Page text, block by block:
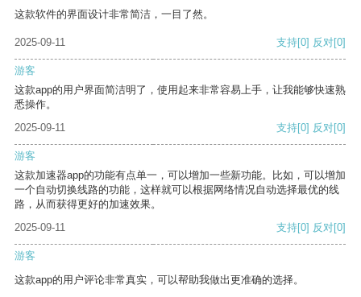
这款软件的界面设计非常简洁，一目了然。
2025-09-11 支持[0] 反对[0]
游客
这款app的用户界面简洁明了，使用起来非常容易上手，让我能够快速熟
悉操作。
2025-09-11
支持[0] 反对[0]
游客
这款加速器app的功能有点单一，可以增加一些新功能。比如，可以增加
一个自动切换线路的功能，这样就可以根据网络情况自动选择最优的线
路，从而获得更好的加速效果。
2025-09-11
支持[0] 反对[0]
游客
这款app的用户评论非常真实，可以帮助我做出更准确的选择。